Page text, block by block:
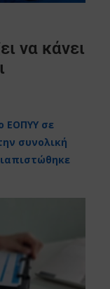
να κάνει
ΕΟΠΥΥ σε
συνολική